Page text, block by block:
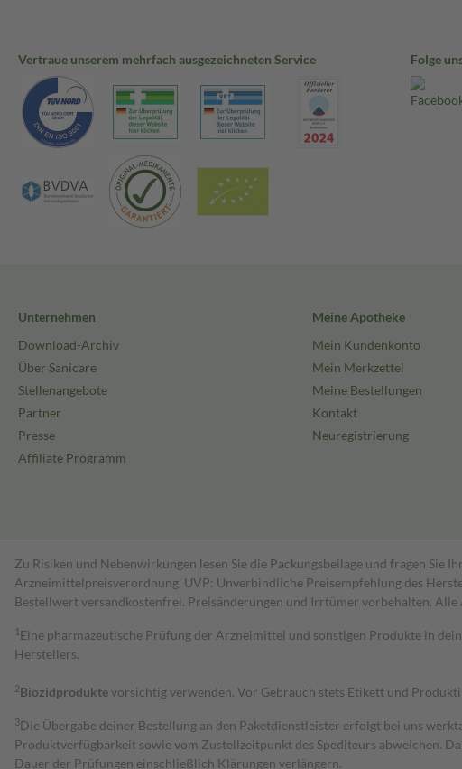
Vertraue unserem mehrfach ausgezeichneten Service Folge
Unternehmen
Download-Archiv
Über Sanicare
Stellenangebote
Partner
Presse
Affiliate Programm
Meine Apotheke
Mein Kundenkonto
Mein Merkzettel
Meine Bestellungen
Kontakt
Neuregistrierung
Zu Risiken und Nebenwirkungen lesen Sie die Packungsbeilage und fragen
Arzneimittelpreisverordnung. UVP: Unverbindliche Preisempfehlung des
Bestell­wert versand­kosten­frei. Preisänderungen und Irrtümer vorbehalten.
1 Eine pharmazeutische Prüfung der Arzneimittel und sonstigen Produkte in
Herstellers.
2Biozidproduktevorsichtig verwenden. Vor Gebrauch stets Etikett und
3Die Übergabe deiner Bestellung an den Paketdienstleister erfolgt bei uns
Produktverfügbarkeit sowie vom Zustellzeitpunkt des Spediteurs abweichen.
Dauer der Prüfungen einschließlich Klärungen verlängern.